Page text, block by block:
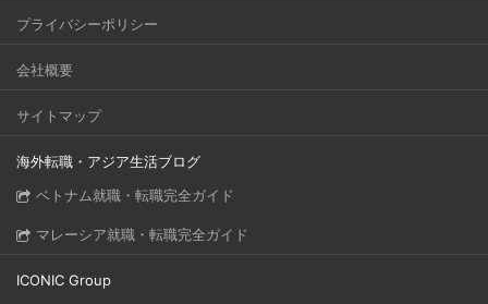
プライバシーポリシー
会社概要
サイトマップ
海外転職・アジア生活ブログ
ベトナム就職・転職完全ガイド
マレーシア就職・転職完全ガイド
ICONIC Group